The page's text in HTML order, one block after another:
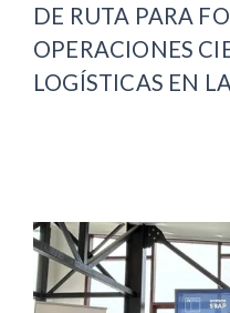
DE RUTA PARA
OPERACIONES
LOGÍSTICAS EN